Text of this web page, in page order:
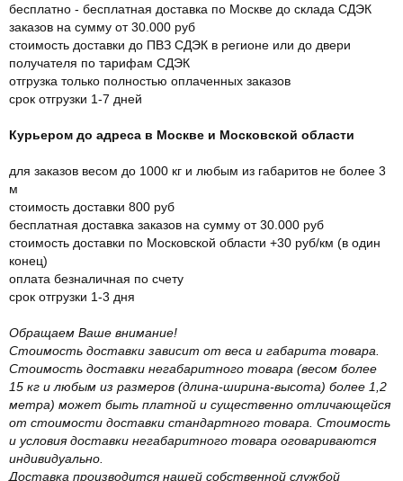
бесплатно - бесплатная доставка по Москве до склада СДЭК
заказов на сумму от 30.000 руб
стоимость доставки до ПВЗ СДЭК в регионе или до двери
получателя по тарифам СДЭК
отгрузка только полностью оплаченных заказов
срок отгрузки 1-7 дней
Курьером до адреса в Москве и Московской области
для заказов весом до 1000 кг и любым из габаритов не более 3
м
стоимость доставки 800 руб
бесплатная доставка заказов на сумму от 30.000 руб
стоимость доставки по Московской области +30 руб/км (в один
конец)
оплата безналичная по счету
срок отгрузки 1-3 дня
Обращаем Ваше внимание!
Стоимость доставки зависит от веса и габарита товара.
Стоимость доставки негабаритного товара (весом более
15 кг и любым из размеров (длина-ширина-высота) более 1,2
метра) может быть платной и существенно отличающейся
от стоимости доставки стандартного товара. Стоимость
и условия доставки негабаритного товара оговариваются
индивидуально.
Доставка производится нашей собственной службой